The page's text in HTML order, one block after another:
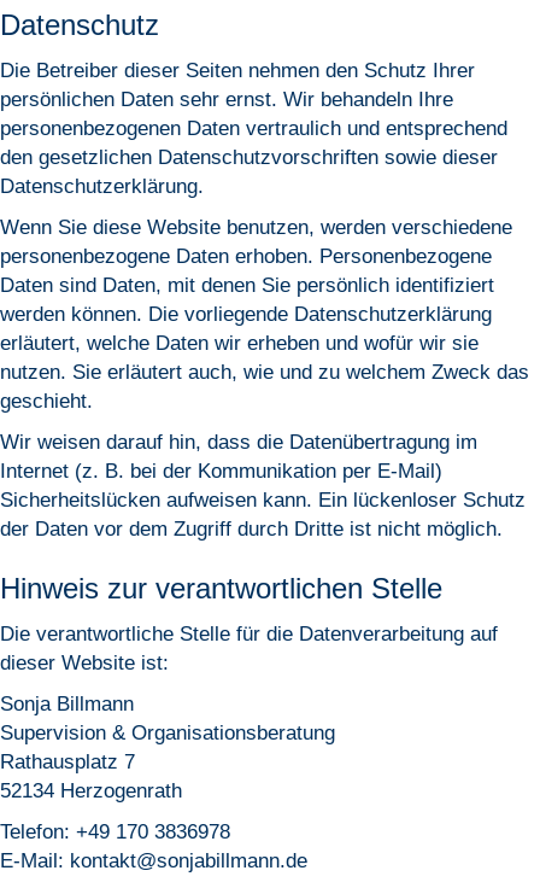
Datenschutz
Die Betreiber dieser Seiten nehmen den Schutz Ihrer
persönlichen Daten sehr ernst. Wir behandeln Ihre
personenbezogenen Daten vertraulich und entsprechend
den gesetzlichen Datenschutzvorschriften sowie dieser
Datenschutzerklärung.
Wenn Sie diese Website benutzen, werden verschiedene
personenbezogene Daten erhoben. Personenbezogene
Daten sind Daten, mit denen Sie persönlich identifiziert
werden können. Die vorliegende Datenschutzerklärung
erläutert, welche Daten wir erheben und wofür wir sie
nutzen. Sie erläutert auch, wie und zu welchem Zweck das
geschieht.
Wir weisen darauf hin, dass die Datenübertragung im
Internet (z. B. bei der Kommunikation per E-Mail)
Sicherheitslücken aufweisen kann. Ein lückenloser Schutz
der Daten vor dem Zugriff durch Dritte ist nicht möglich.
Hinweis zur verantwortlichen Stelle
Die verantwortliche Stelle für die Datenverarbeitung auf
dieser Website ist:
Sonja Billmann
Supervision & Organisationsberatung
Rathausplatz 7
52134 Herzogenrath
Telefon: +49 170 3836978
E-Mail: kontakt@sonjabillmann.de